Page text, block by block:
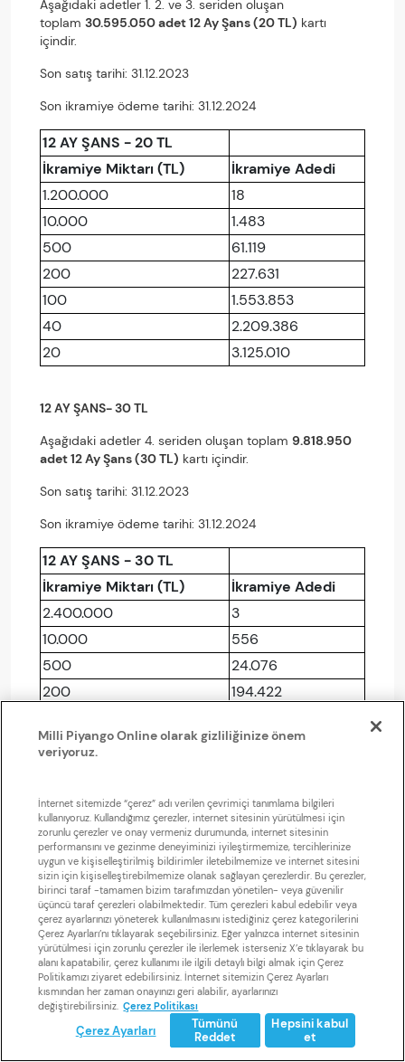
Aşağıdaki adetler 1. 2. ve 3. seriden oluşan
toplam 30.595.050 adet 12 Ay Şans (20 TL) kartı
içindir.
Son satış tarihi: 31.12.2023
Son ikramiye ödeme tarihi: 31.12.2024
12 AY ŞANS - 20 TL
İkramiye Miktarı (TL)
İkramiye Adedi
1.200.000
18
10.000
1.483
500
61.119
200
227.631
100
1.553.853
40
2.209.386
20
3.125.010
12 AY ŞANS- 30 TL
Aşağıdaki adetler 4. seriden oluşan toplam 9.818.950
adet 12 Ay Şans (30 TL) kartı içindir.
Son satış tarihi: 31.12.2023
Son ikramiye ödeme tarihi: 31.12.2024
12 AY ŞANS - 30 TL
İkramiye Miktarı (TL)
İkramiye Adedi
2.400.000
3
10.000
556
500
24.076
200
194.422
50
785.171
PARA YAĞMURU- 30 TL
Aşağıdaki ikramiye tablosu 1. 2. 3. 4. ve 5. seriden
oluşan toplam76,066,240 adet Para Yağmurukartı
içindir.
Son satış tarihi: 31.12.2023
İkramiye ödemelerinin yapılacağı son tarih: 31.12.2024
PARA YAĞMURU - 30
TL
İkramiye Miktarı (TL) İkramiye Adedi
Milli Piyango Online olarak gizliliğinize önem
veriyoruz.
İnternet sitemizde “çerez” adı verilen çevrimiçi tanımlama bilgileri
kullanıyoruz. Kullandığımız çerezler, internet sitesinin yürütülmesi için
zorunlu çerezler ve onay vermeniz durumunda, internet sitesinin
performansını ve gezinme deneyiminizi iyileştirmemize, tercihlerinize
uygun ve kişiselleştirilmiş bildirimler iletebilmemize ve internet sitesini
sizin için kişiselleştirebilmemize olanak sağlayan çerezlerdir. Bu çerezler,
birinci taraf -tamamen bizim tarafımızdan yönetilen- veya güvenilir
üçüncü taraf çerezleri olabilmektedir. Tüm çerezleri kabul edebilir veya
çerez ayarlarınızı yöneterek kullanılmasını istediğiniz çerez kategorilerini
Çerez Ayarları’nı tıklayarak seçebilirsiniz. Eğer yalnızca internet sitesinin
yürütülmesi için zorunlu çerezler ile ilerlemek isterseniz X’e tıklayarak bu
alanı kapatabilir, çerez kullanımı ile ilgili detaylı bilgi almak için Çerez
Politikamızı ziyaret edebilirsiniz. İnternet sitemizin Çerez Ayarları
kısmından her zaman onayınızı geri alabilir, ayarlarınızı
değiştirebilirsiniz. Çerez Politikası
Çerez Ayarları
Tümünü
Reddet
Hepsini kabul
et